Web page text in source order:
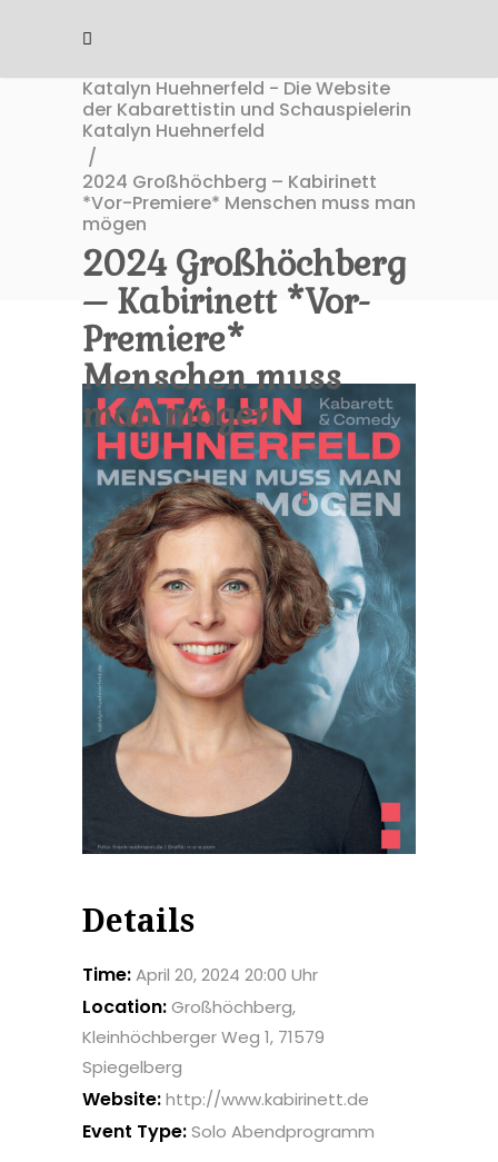
Katalyn Huehnerfeld - Die Website
der Kabarettistin und Schauspielerin
Katalyn Huehnerfeld
/
2024 Großhöchberg – Kabirinett
*Vor-Premiere* Menschen muss man
mögen
2024 Großhöchberg
– Kabirinett *Vor-
Premiere*
Menschen muss
man mögen
Details
Time:April 20, 2024 20:00 Uhr
Location:Großhöchberg,
Kleinhöchberger Weg 1, 71579
Spiegelberg
Website:http://www.kabirinett.de
Event Type:Solo Abendprogramm